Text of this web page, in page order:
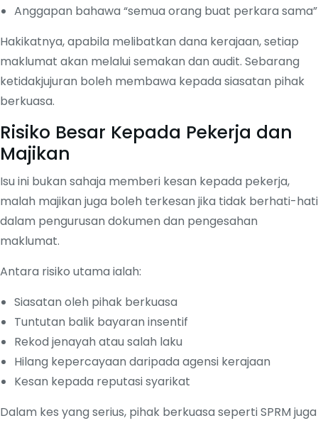
Anggapan bahawa “semua orang buat perkara sama”
Hakikatnya, apabila melibatkan dana kerajaan, setiap
maklumat akan melalui semakan dan audit. Sebarang
ketidakjujuran boleh membawa kepada siasatan pihak
berkuasa.
Risiko Besar Kepada Pekerja dan
Majikan
Isu ini bukan sahaja memberi kesan kepada pekerja,
malah majikan juga boleh terkesan jika tidak berhati-hati
dalam pengurusan dokumen dan pengesahan
maklumat.
Antara risiko utama ialah:
Siasatan oleh pihak berkuasa
Tuntutan balik bayaran insentif
Rekod jenayah atau salah laku
Hilang kepercayaan daripada agensi kerajaan
Kesan kepada reputasi syarikat
Dalam kes yang serius, pihak berkuasa seperti SPRM juga